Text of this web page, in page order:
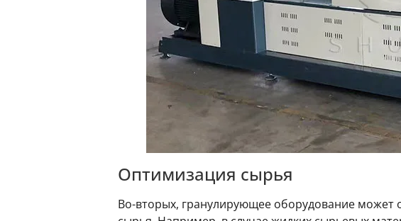
Оптимизация сырья
Во-вторых, гранулирующее оборудование может